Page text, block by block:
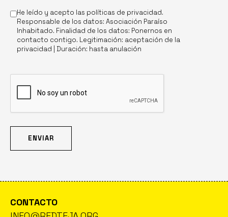
He leído y acepto las políticas de privacidad.
Responsable de los datos: Asociación Paraíso
Inhabitado. Finalidad de los datos: Ponernos en
contacto contigo. Legitimación: aceptación de la
privacidad | Duración: hasta anulación
CONTACTO